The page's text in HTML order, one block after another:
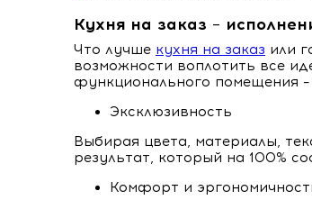
Кухня на заказ –
Что лучше кухня на заказ или
возможности воплотить все
функционального помещения –
Эксклюзивность
Выбирая цвета, материалы,
результат, который на 100%
Комфорт и